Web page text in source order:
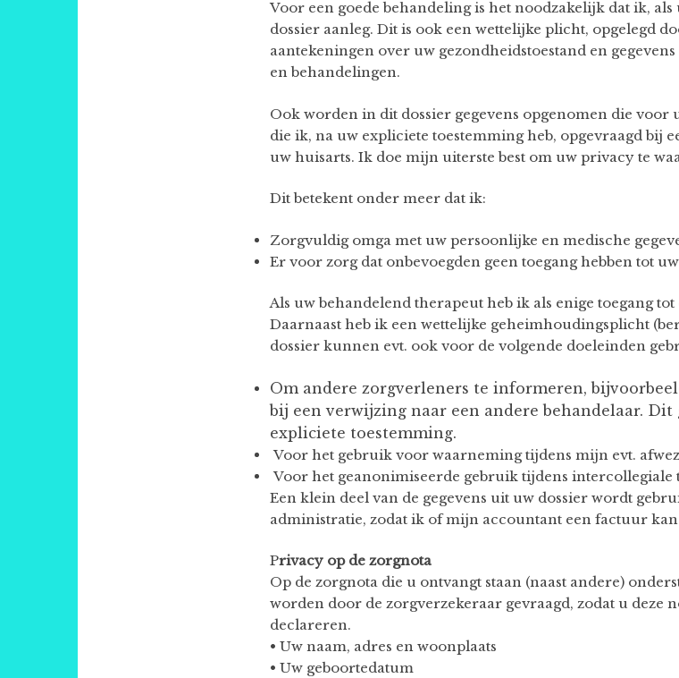
Voor een goede behandeling is het noodzakelijk dat ik,
dossier aanleg. Dit is ook een wettelijke plicht, opgelegd
aantekeningen over uw gezondheidstoestand en
en behandelingen.
Ook worden in dit dossier gegevens opgenomen die
die ik, na uw expliciete toestemming heb, opgevraagd bij
uw huisarts. Ik doe mijn uiterste best om uw privacy te
Dit betekent onder meer dat ik:
Zorgvuldig omga met uw persoonlijke en medische
Er voor zorg dat onbevoegden geen toegang hebben tot
Als uw behandelend therapeut heb ik als enige toegang tot
Daarnaast heb ik een wettelijke geheimhoudingsplicht
dossier kunnen evt. ook voor de volgende doeleinden
Om andere zorgverleners te informeren,
bij een verwijzing naar een andere behandelaar.
expliciete toestemming.
Voor het gebruik voor waarneming tijdens mijn evt.
Voor het geanonimiseerde gebruik tijdens intercollegiale
Een klein deel van de gegevens uit uw dossier wordt
administratie, zodat ik of mijn accountant een factuur
Privacy op de zorgnota
Op de zorgnota die u ontvangt staan (naast andere)
worden door de zorgverzekeraar gevraagd, zodat u deze
declareren.
• Uw naam, adres en woonplaats
• Uw geboortedatum